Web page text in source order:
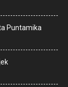
Puntamika